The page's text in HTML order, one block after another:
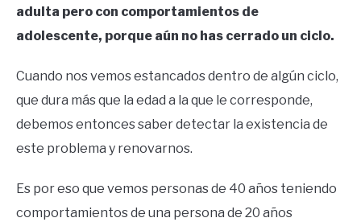
adulta pero con comportamientos de
adolescente, porque aún no has cerrado un ciclo.
Cuando nos vemos estancados dentro de algún ciclo,
que dura más que la edad a la que le corresponde,
debemos entonces saber detectar la existencia de
este problema y renovarnos.
Es por eso que vemos personas de 40 años teniendo
comportamientos de una persona de 20 años